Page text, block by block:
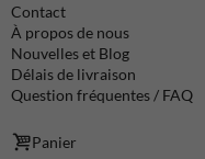
Contact
À propos de nous
Nouvelles et Blog
Délais de livraison
Question fréquentes / FAQ
Panier